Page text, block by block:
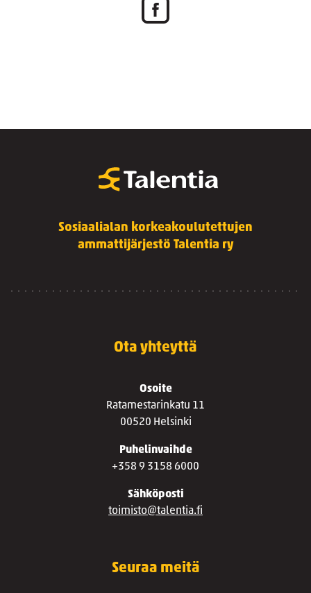
Sosiaalialan korkeakoulutettujen
ammattijärjestö Talentia ry
Ota yhteyttä
Osoite
Ratamestarinkatu 11
00520 Helsinki
Puhelinvaihde
+358 9 3158 6000
Sähköposti
toimisto@talentia.fi
Seuraa meitä